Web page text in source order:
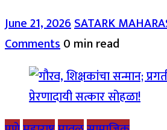
June 21, 2026SATARK
Comments0 min read